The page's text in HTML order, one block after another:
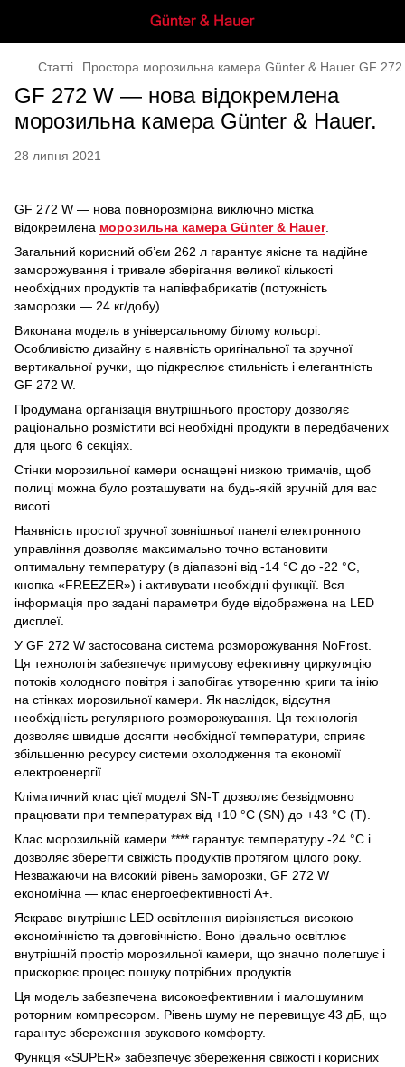
Статті Простора морозильна камера Günter & Hauer GF 272
GF 272 W — нова відокремлена
морозильна камера Günter & Hauer.
28 липня 2021
GF 272 W — нова повнорозмірна виключно містка
відокремлена морозильна камера Günter & Hauer.
Загальний корисний об’єм 262 л гарантує якісне та надійне
заморожування і тривале зберігання великої кількості
необхідних продуктів та напівфабрикатів (потужність
заморозки — 24 кг/добу).
Виконана модель в універсальному білому кольорі.
Особливістю дизайну є наявність оригінальної та зручної
вертикальної ручки, що підкреслює стильність і елегантність
GF 272 W.
Продумана організація внутрішнього простору дозволяє
раціонально розмістити всі необхідні продукти в передбачених
для цього 6 секціях.
Стінки морозильної камери оснащені низкою тримачів, щоб
полиці можна було розташувати на будь-якій зручній для вас
висоті.
Наявність простої зручної зовнішньої панелі електронного
управління дозволяє максимально точно встановити
оптимальну температуру (в діапазоні від -14 °C до -22 °C,
кнопка «FREEZER») і активувати необхідні функції. Вся
інформація про задані параметри буде відображена на LED
дисплеї.
У GF 272 W застосована система розморожування NoFrost.
Ця технологія забезпечує примусову ефективну циркуляцію
потоків холодного повітря і запобігає утворенню криги та інію
на стінках морозильної камери. Як наслідок, відсутня
необхідність регулярного розморожування. Ця технологія
дозволяє швидше досягти необхідної температури, сприяє
збільшенню ресурсу системи охолодження та економії
електроенергії.
Кліматичний клас цієї моделі SN-T дозволяє безвідмовно
працювати при температурах від +10 °C (SN) до +43 °C (Т).
Клас морозильній камери **** гарантує температуру -24 °C і
дозволяє зберегти свіжість продуктів протягом цілого року.
Незважаючи на високий рівень заморозки, GF 272 W
економічна — клас енергоефективності А+.
Яскраве внутрішнє LED освітлення вирізняється високою
економічністю та довговічністю. Воно ідеально освітлює
внутрішній простір морозильної камери, що значно полегшує і
прискорює процес пошуку потрібних продуктів.
Ця модель забезпечена високоефективним і малошумним
роторним компресором. Рівень шуму не перевищує 43 дБ, що
гарантує збереження звукового комфорту.
Функція «SUPER» забезпечує збереження свіжості і корисних